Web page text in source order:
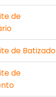
de
de Batizado
de